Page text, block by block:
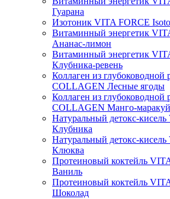
Гуарана
Изотоник VITA FORCE
Витаминный энергетик
Ананас-лимон
Витаминный энергетик
Клубника-ревень
Коллаген из
COLLAGEN Лесные ягоды
Коллаген из
COLLAGEN Манго-
Натуральный детокс-
Клубника
Натуральный детокс-
Клюква
Протеиновый коктейль
Ваниль
Протеиновый коктейль
Шоколад